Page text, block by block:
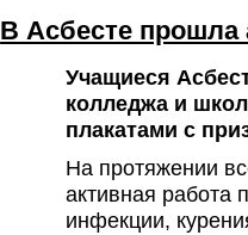
В Асбесте
Учащиеся
колледжа и
плакатами с
На протяжении
активная работа
инфекции,